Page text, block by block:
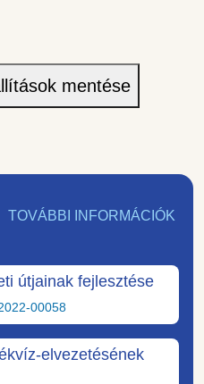
mentése
TOVÁBBI INFORMÁCIÓK
útjainak fejlesztése
00058
elvezetésének